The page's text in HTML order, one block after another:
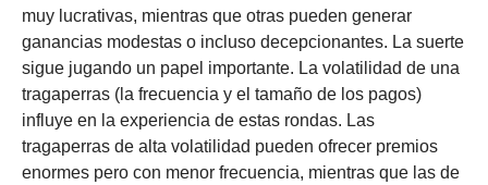
muy lucrativas, mientras que otras pueden generar
ganancias modestas o incluso decepcionantes. La suerte
sigue jugando un papel importante. La volatilidad de una
tragaperras (la frecuencia y el tamaño de los pagos)
influye en la experiencia de estas rondas. Las
tragaperras de alta volatilidad pueden ofrecer premios
enormes pero con menor frecuencia, mientras que las de